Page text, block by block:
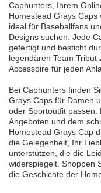
Caphunters, Ihrem
Homestead Grays
ideal für Baseballfans
Designs suchen. Jede
gefertigt und besticht
legendären Team
Accessoire für jeden
Bei Caphunters finden
Grays Caps für Damen
oder Sportoutfit passen.
Angeboten und dem
Homestead Grays Cap
die Gelegenheit, Ihr
unterstützen, die die
widerspiegelt. Shoppen
die Geschichte der